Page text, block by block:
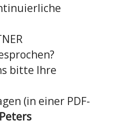
bitte Ihre
(in einer PDF-